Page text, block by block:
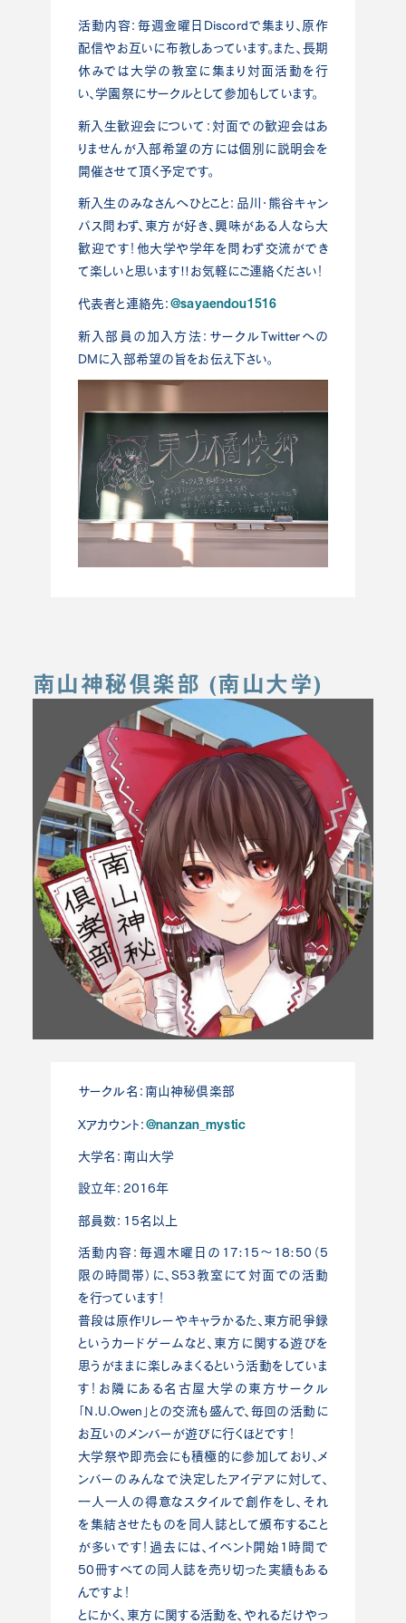
活動内容：毎週金曜日Discordで集まり、原作
配信やお互いに布教しあっています。また、長期
休みでは大学の教室に集まり対面活動を行
い、学園祭にサークルとして参加もしています。
新入生歓迎会について：対面での歓迎会はあ
りませんが入部希望の方には個別に説明会を
開催させて頂く予定です。
新入生のみなさんへひとこと：品川・熊谷キャン
パス問わず、東方が好き、興味がある人なら大
歓迎です！他大学や学年を問わず交流ができ
て楽しいと思います!!お気軽にご連絡ください！
代表者と連絡先：@sayaendou1516
新入部員の加入方法：サークルTwitterへの
DMに入部希望の旨をお伝え下さい。
南山神秘倶楽部 (南山大学)
サークル名：南山神秘倶楽部
Xアカウント： @nanzan_mystic
大学名：南山大学
設立年：2016年
部員数：15名以上
活動内容：毎週木曜日の17:15～18:50（5
限の時間帯）に、S53教室にて対面での活動
を行っています！
普段は原作リレーやキャラかるた、東方祀爭録
というカードゲームなど、東方に関する遊びを
思うがままに楽しみまくるという活動をしていま
す！お隣にある名古屋大学の東方サークル
「N.U.Owen」との交流も盛んで、毎回の活動に
お互いのメンバーが遊びに行くほどです！
大学祭や即売会にも積極的に参加しており、メ
ンバーのみんなで決定したアイデアに対して、
一人一人の得意なスタイルで創作をし、それ
を集結させたものを同人誌として頒布すること
が多いです！過去には、イベント開始1時間で
50冊すべての同人誌を売り切った実績もある
んですよ！
とにかく、東方に関する活動を、やれるだけやっ